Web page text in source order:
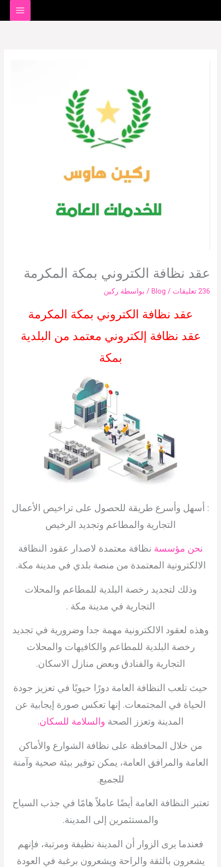
إلى
عقد نظافة الكتروني بمكة المكرمة
236 تعليقات /
Blog / بواسطة ركين
عقد نظافة الكتروني بمكة المكرمة
عقد نظافة إلكتروني معتمد من البلدية
بمكة
: أسهل وأسرع طريقة للحصول على تراخيص الأعمال
التجارية والمطاعم وتجديد الرخيص
نحن مؤسسة نظافة معتمدة لاصدار عقود النظافة
الالكترونية المعتمدة من منصة بلدي في مدينة مكة.
وذلك لتجديد رخصة البلدية للمطاعم والمحلات
التجارية في مدينة مكة .
وهذه لعقود الالكترونية مهمة جدا وضرورية في تجديد
رخصة البلدية للمطاعم والكافيهات والمحلات
التجارية والفنادق وبعض منازل الاسكان.
حيث تلعب النظافة العامة دورًا حيويًا في تعزيز جودة
الحياة في المجتمعات. إنها تعكس صورة إيجابية عن
المدينة وتعزز الصحة والسلامة للسكان.
من خلال المحافظة على نظافة الشوارع والأماكن
العامة والمرافق العامة، يمكن توفير بيئة صحية وآمنة
للجميع.
تعتبر النظافة العامة أيضًا عاملاً هامًا في جذب السياح
والمستثمرين إلى المدينة.
فعندما يرى الزوار أن المدينة نظيفة ومرتبة، فإنهم
يشعرون بالثقة والراحة ويشعرون برغبة في العودة